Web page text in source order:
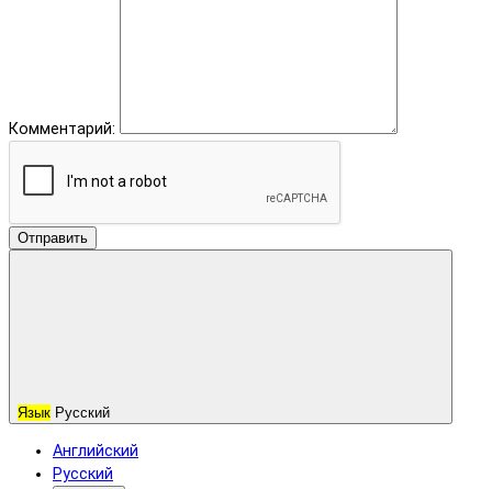
Комментарий:
Отправить
Язык Русский
Английский
Русский